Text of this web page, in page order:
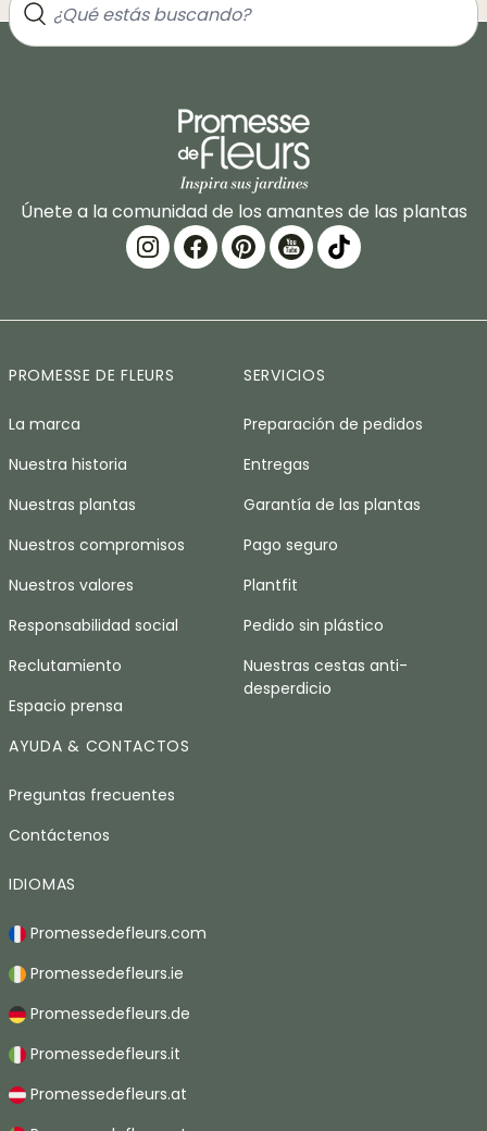
Únete a la comunidad de los amantes de las plantas
PROMESSE DE FLEURS
La marca
Nuestra historia
Nuestras plantas
Nuestros compromisos
Nuestros valores
Responsabilidad social
Reclutamiento
Espacio prensa
SERVICIOS
Preparación de pedidos
Entregas
Garantía de las plantas
Pago seguro
Plantfit
Pedido sin plástico
Nuestras cestas anti-
desperdicio
AYUDA & CONTACTOS
Preguntas frecuentes
Contáctenos
IDIOMAS
Promessedefleurs.com
Promessedefleurs.ie
Promessedefleurs.de
Promessedefleurs.it
Promessedefleurs.at